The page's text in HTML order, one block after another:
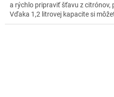
a rýchlo pripraviť šťavu z citrónov,
Vďaka 1,2 litrovej kapacite si